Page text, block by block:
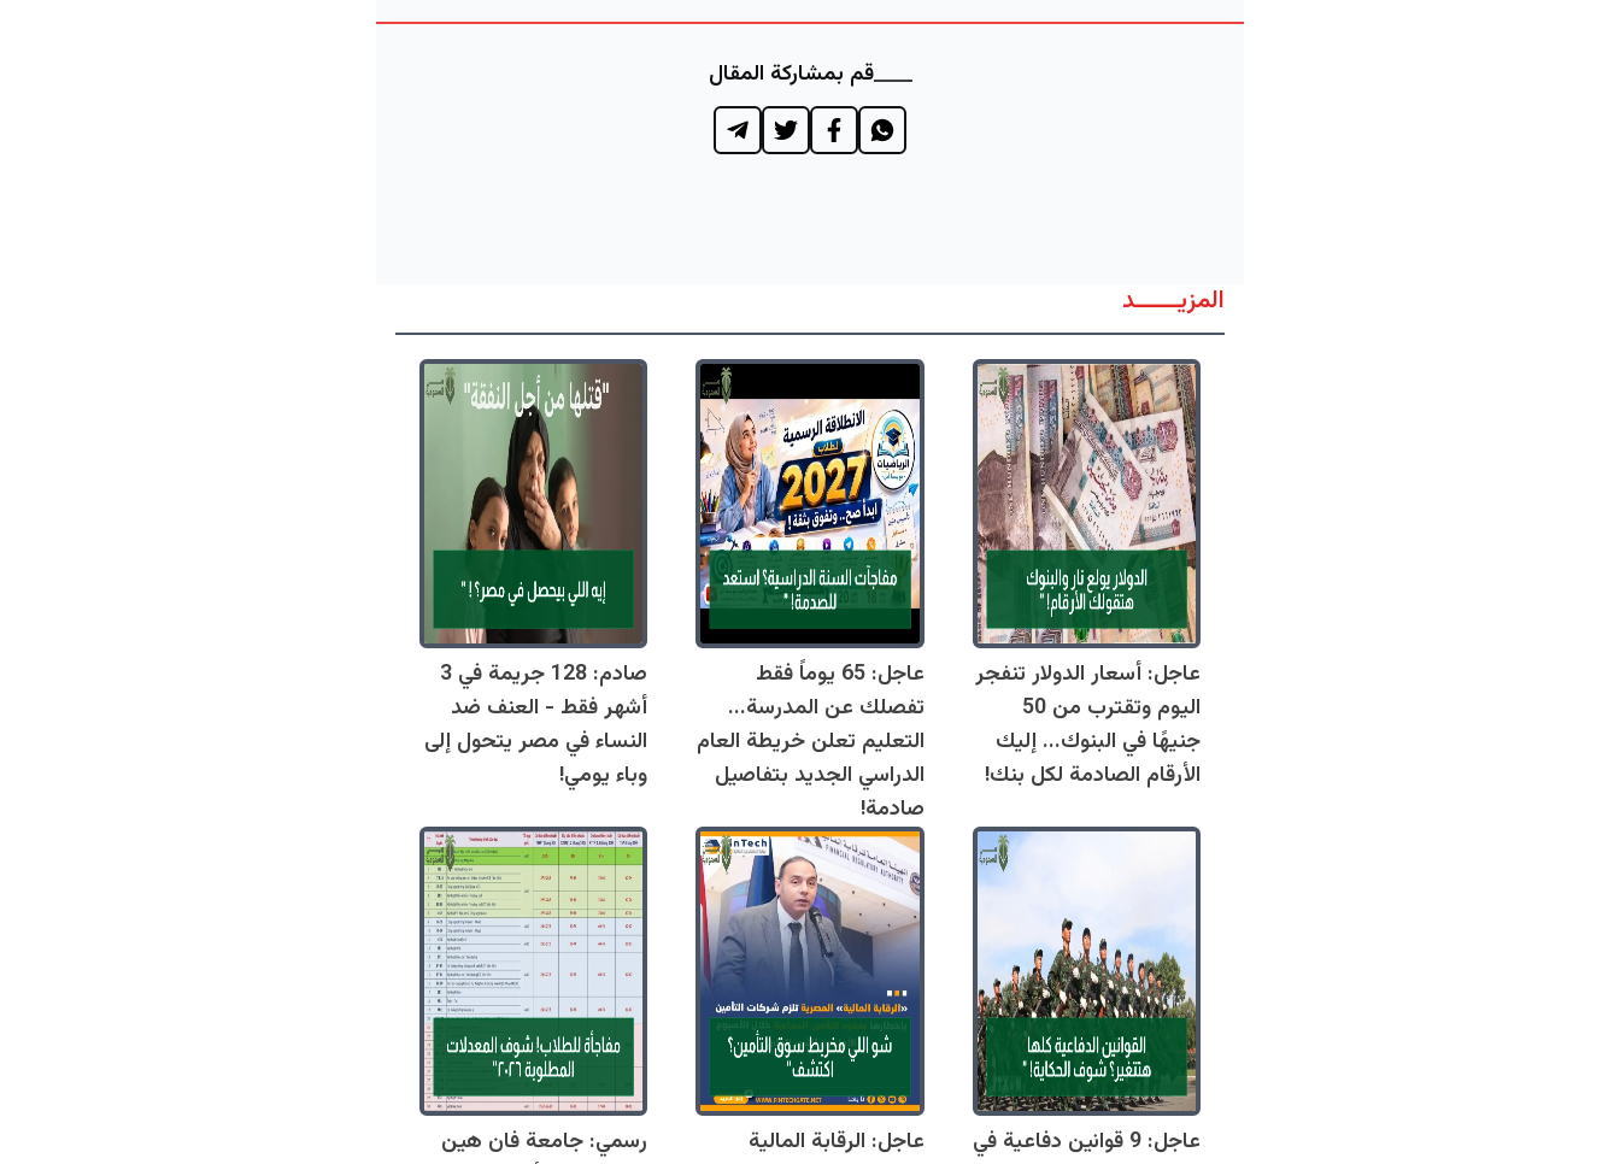
قم بمشاركة المقال
المزيــــــد
عاجل: أسعار الدولار تنفجر
اليوم وتقترب من 50
جنيهًا في البنوك... إليك
الأرقام الصادمة لكل بنك!
عاجل: 65 يوماً فقط
تفصلك عن المدرسة...
التعليم تعلن خريطة العام
الدراسي الجديد بتفاصيل
صادمة!
صادم: 128 جريمة في 3
أشهر فقط - العنف ضد
النساء في مصر يتحول إلى
وباء يومي!
عاجل: 9 قوانين دفاعية في
عاجل: الرقابة المالية
رسمي: جامعة فان هين